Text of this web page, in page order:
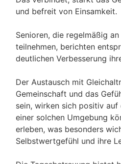
und befreit von Einsamkeit.
Senioren, die regelmäßig
teilnehmen, berichten
deutlichen Verbesserung
Der Austausch mit
Gemeinschaft und das
sein, wirken sich positiv auf
einer solchen Umgebung
erleben, was besonders
Selbstwertgefühl und ihre